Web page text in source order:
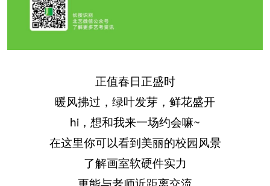
正值春日正盛时
暖风拂过，绿叶发芽，鲜花盛开
hi，想和我来一场约会嘛~
在这里你可以看到美丽的校园风景
了解画室软硬件实力
更能与老师近距离交流